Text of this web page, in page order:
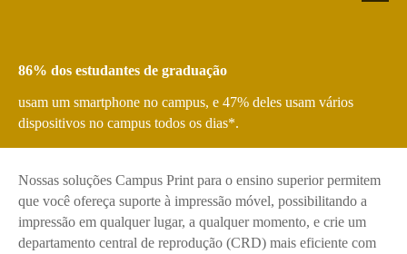
86% dos estudantes de graduação
usam um smartphone no campus, e 47% deles usam vários
dispositivos no campus todos os dias*.
Nossas soluções Campus Print para o ensino superior permitem
que você ofereça suporte à impressão móvel, possibilitando a
impressão em qualquer lugar, a qualquer momento, e crie um
departamento central de reprodução (CRD) mais eficiente com